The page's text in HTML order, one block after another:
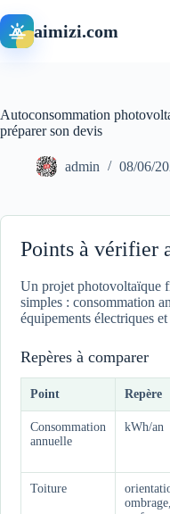
au
contenuaimizi.com
Autoconsommation
préparer son devis
admin 08/06/
Points à vérifier
Un projet photovoltaïque
simples : consommation
équipements électriques
Repères à comparer
Point Repère
Consommation
annuelle
kWh/an
Toiture
ombrage,